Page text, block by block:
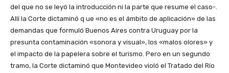
del que no se leyó la introducción ni la parte que resume el caso-.
Allí la Corte dictaminó q ue «no es el ámbito de aplicación» de las
demandas que formuló Buenos Aires contra Uruguay por la
presunta contaminación «sonora y visual», los «malos olores» y
el impacto de la papelera sobre el turismo. Pero en un segundo
tramo, la Corte dictaminó que Montevideo violó el Tratado del Río